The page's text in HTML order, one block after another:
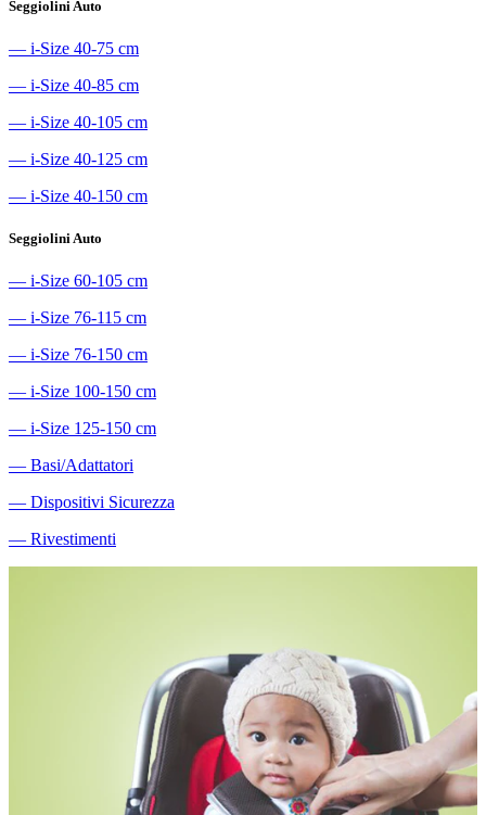
Seggiolini Auto
― i-Size 40-75 cm
― i-Size 40-85 cm
― i-Size 40-105 cm
― i-Size 40-125 cm
― i-Size 40-150 cm
Seggiolini Auto
― i-Size 60-105 cm
― i-Size 76-115 cm
― i-Size 76-150 cm
― i-Size 100-150 cm
― i-Size 125-150 cm
― Basi/Adattatori
― Dispositivi Sicurezza
― Rivestimenti